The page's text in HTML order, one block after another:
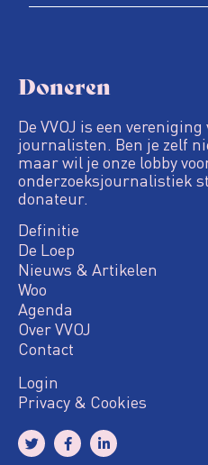
Doneren
De VVOJ is een
journalisten. Ben je zelf
maar wil je onze lobby
onderzoeksjournalistiek
donateur.
Definitie
De Loep
Nieuws & Artikelen
Woo
Agenda
Over VVOJ
Contact
Login
Privacy & Cookies